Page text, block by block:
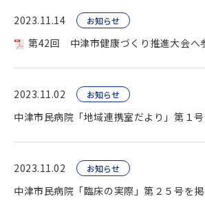
2023.11.14 お知らせ
第42回 中津市健康づくり推進大会へ
2023.11.02 お知らせ
中津市民病院「地域連携室だより」第１号
2023.11.02 お知らせ
中津市民病院「臨床の実際」第２５号を掲